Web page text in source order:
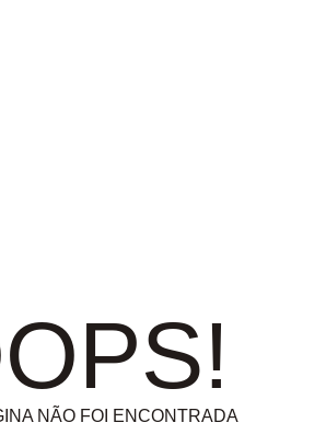
NÃO FOI ENCONTRADA